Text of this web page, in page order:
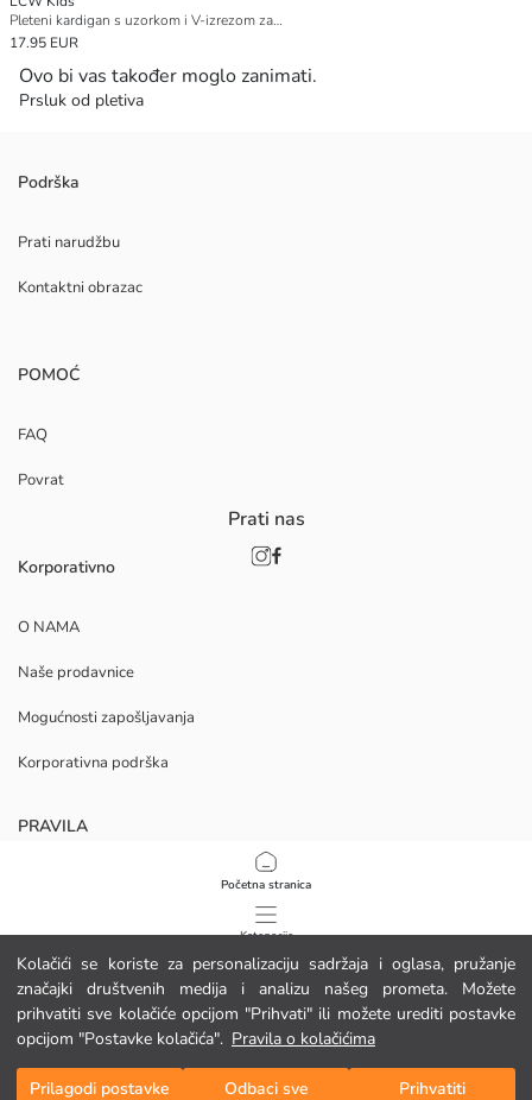
Kolačići se koriste za personalizaciju sadržaja i oglasa, pružanje
značajki društvenih medija i analizu našeg prometa. Možete
prihvatiti sve kolačiće opcijom "Prihvati" ili možete urediti postavke
opcijom "Postavke kolačića". Pravila o kolačićima
Prilagodi postavke Odbaci sve Prihvatiti
Početna stranica
Kategorije
Moja košarica
Pleteni kardigan s uzorkom i V-izrezom za djevojčice
17.95 EUR
Ovo bi vas također moglo zanimati.
Prsluk od pletiva
Podrška
Prati narudžbu
Kontaktni obrazac
POMOĆ
FAQ
Povrat
Korporativno
O NAMA
Naše prodavnice
Mogućnosti zapošljavanja
Korporativna podrška
PRAVILA
Politika privatnosti i sigurnosti podataka
Uvjeti korištenja
Politika kolačića
Preuzmite našu aplikaciju
Prati nas